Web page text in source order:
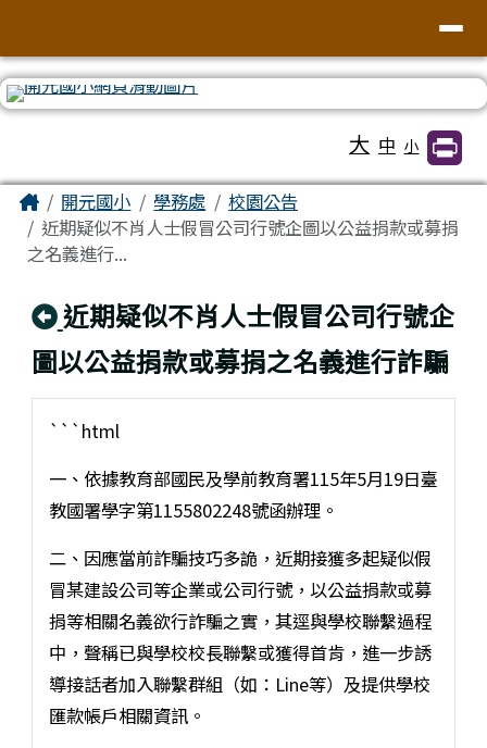
臺南市北區開元國民小學全球資訊網
大 中 小
主內容區域
Home開元國小 學務處
校園公告
近期疑似不肖人士假冒公司行號企圖以公益捐款或募捐
之名義進行...
回上頁
近期疑似不肖人士假冒公司行號企
圖以公益捐款或募捐之名義進行詐騙
```html
一、依據教育部國民及學前教育署115年5月19日臺
教國署學字第1155802248號函辦理。
二、因應當前詐騙技巧多詭，近期接獲多起疑似假
冒某建設公司等企業或公司行號，以公益捐款或募
捐等相關名義欲行詐騙之實，其逕與學校聯繫過程
中，聲稱已與學校校長聯繫或獲得首肯，進一步誘
導接話者加入聯繫群組（如：Line等）及提供學校
匯款帳戶相關資訊。
頁尾區域